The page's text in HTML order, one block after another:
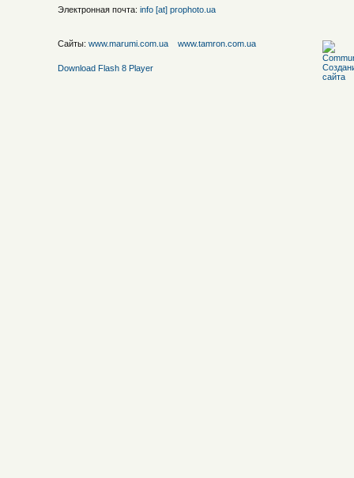
Электронная почта: info [at] prophoto.ua
Сайты: www.marumi.com.ua www.tamron.com.ua
Download Flash 8 Player